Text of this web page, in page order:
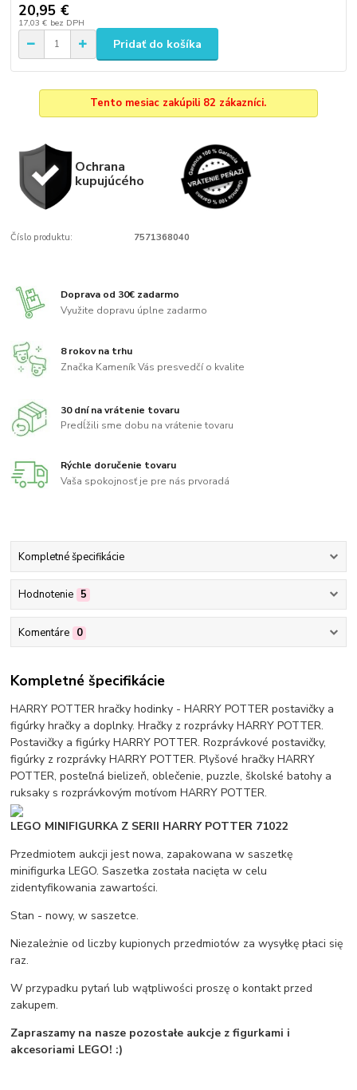
20,95 €
17,03 € bez DPH
Pridať do košíka
Tento mesiac zakúpili 82 zákazníci.
Ochrana
kupujúcého
Číslo produktu: 7571368040
Doprava od 30€ zadarmo
Využite dopravu úplne zadarmo
8 rokov na trhu
Značka Kameník Vás presvedčí o kvalite
30 dní na vrátenie tovaru
Predĺžili sme dobu na vrátenie tovaru
Rýchle doručenie tovaru
Vaša spokojnosť je pre nás prvoradá
Kompletné špecifikácie
Hodnotenie 5
Komentáre 0
Kompletné špecifikácie
HARRY POTTER hračky hodinky - HARRY POTTER postavičky a
figúrky hračky a doplnky. Hračky z rozprávky HARRY POTTER.
Postavičky a figúrky HARRY POTTER. Rozprávkové postavičky,
figúrky z rozprávky HARRY POTTER. Plyšové hračky HARRY
POTTER, posteľná bielizeň, oblečenie, puzzle, školské batohy a
ruksaky s rozprávkovým motívom HARRY POTTER.
LEGO MINIFIGURKA Z SERII HARRY POTTER 71022
Przedmiotem aukcji jest nowa, zapakowana w saszetkę
minifigurka LEGO. Saszetka została nacięta w celu
zidentyfikowania zawartości.
Stan - nowy, w saszetce.
Niezależnie od liczby kupionych przedmiotów za wysyłkę płaci się
raz.
W przypadku pytań lub wątpliwości proszę o kontakt przed
zakupem.
Zapraszamy na nasze pozostałe aukcje z figurkami i
akcesoriami LEGO! :)